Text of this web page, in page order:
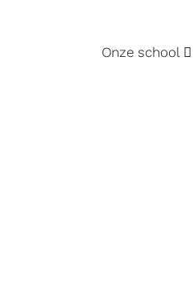
Onze school